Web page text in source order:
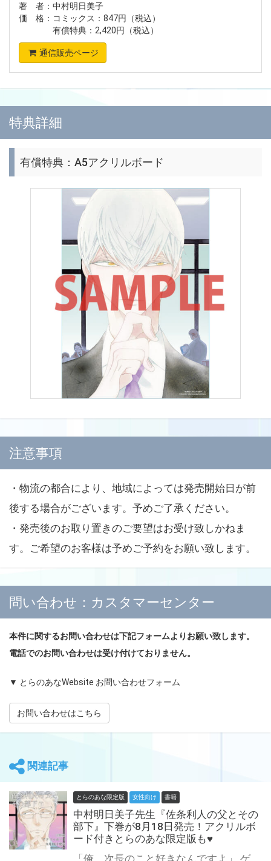
著 者：中村明日美子
価 格：コミックス：847円（税込）
有償特典：2,420円（税込）
通信販売ページ
特典詳細
有償特典：A5アクリルボード
注意事項
・物流の都合により、地域によっては発売開始日が前
後する場合がございます。予めご了承ください。
・発売後のお取り置きのご要望はお受け致しかねま
す。ご希望のお客様は予めご予約をお願い致します。
問い合わせ：カスタマーセンター
本件に関するお問い合わせは下記フォームよりお願い致します。
電話でのお問い合わせは受け付けておりません。
▼ とらのあなWebsite お問い合わせフォーム
お問い合わせはこちら
関連記事
とらのあな限定版 女性向け 書籍
中村明日美子先生『佐条利人の父とその
部下』下巻が8月18日発売！アクリルボ
ード付きとらのあな限定版も♥